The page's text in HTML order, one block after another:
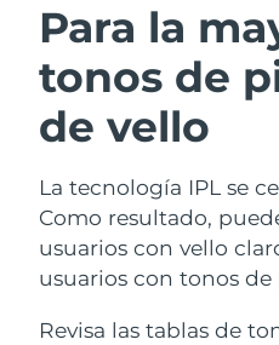
Para la
tonos de
de vello
La tecnología IPL se
Como resultado,
usuarios con vello
usuarios con tonos de
Revisa las tablas de